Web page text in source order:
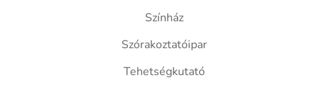
Színház
Szórakoztatóipar
Tehetségkutató